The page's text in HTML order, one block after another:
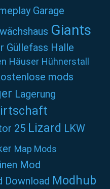
Garage
Giants
Güllefass Halle
Häuser Hühnerstall
mods
Lagerung
25 Lizard LKW
Map Mods
Mod
Download Modhub